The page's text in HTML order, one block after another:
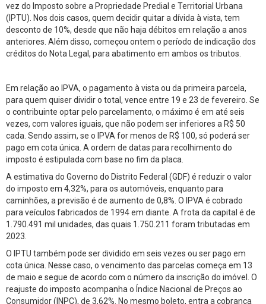
vez do Imposto sobre a Propriedade Predial e Territorial Urbana
(IPTU). Nos dois casos, quem decidir quitar a dívida à vista, tem
desconto de 10%, desde que não haja débitos em relação a anos
anteriores. Além disso, começou ontem o período de indicação dos
créditos do Nota Legal, para abatimento em ambos os tributos.
Em relação ao IPVA, o pagamento à vista ou da primeira parcela,
para quem quiser dividir o total, vence entre 19 e 23 de fevereiro. Se
o contribuinte optar pelo parcelamento, o máximo é em até seis
vezes, com valores iguais, que não podem ser inferiores a R$ 50
cada. Sendo assim, se o IPVA for menos de R$ 100, só poderá ser
pago em cota única. A ordem de datas para recolhimento do
imposto é estipulada com base no fim da placa.
A estimativa do Governo do Distrito Federal (GDF) é reduzir o valor
do imposto em 4,32%, para os automóveis, enquanto para
caminhões, a previsão é de aumento de 0,8%. O IPVA é cobrado
para veículos fabricados de 1994 em diante. A frota da capital é de
1.790.491 mil unidades, das quais 1.750.211 foram tributadas em
2023.
O IPTU também pode ser dividido em seis vezes ou ser pago em
cota única. Nesse caso, o vencimento das parcelas começa em 13
de maio e segue de acordo com o número da inscrição do imóvel. O
reajuste do imposto acompanha o Índice Nacional de Preços ao
Consumidor (INPC), de 3,62%. No mesmo boleto, entra a cobrança